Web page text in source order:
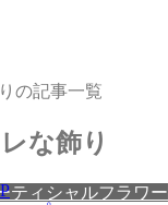
の記事一覧
な飾り
ティシャルフラワー